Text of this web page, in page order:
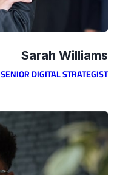
Sarah Williams
SENIOR DIGITAL STRATEGIST